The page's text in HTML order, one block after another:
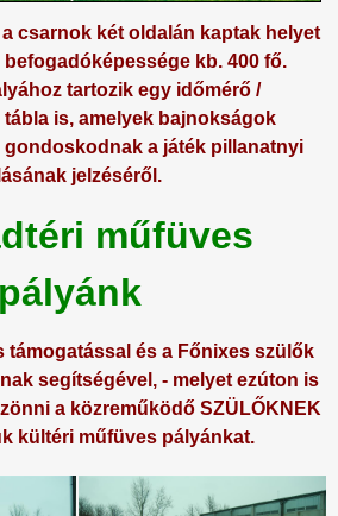
csarnok két oldalán kaptak helyet
kb. 400 fő.
tartozik egy időmérő /
is, amelyek bajnokságok
gondoskodnak a játék pillanatnyi
jelzéséről.
műfüves
pályánk
támogatással és a Főnixes szülők
segítségével, - melyet ezúton is
a közreműködő SZÜLŐKNEK
kültéri műfüves pályánkat.